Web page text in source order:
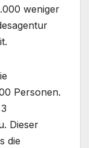
weniger
Personen.
Dieser
die